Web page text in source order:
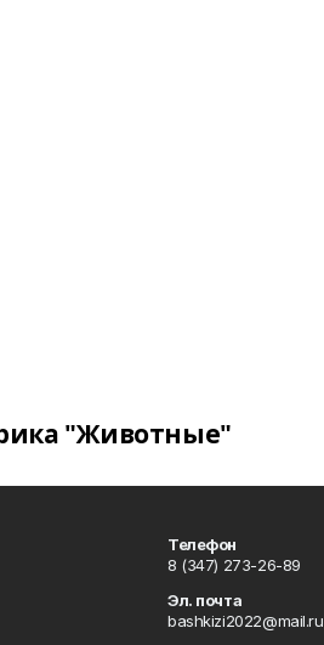
"Животные"
Телефон
8 (347) 273-26-89
Эл. почта
bashkizi2022@mail.ru